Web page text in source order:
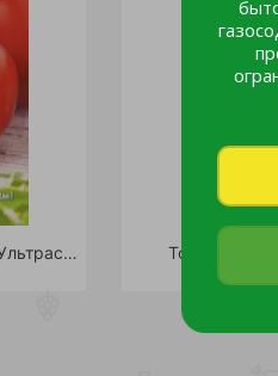
Томат непасынкующийся Ультраскороспелый 20шт /10 Томат